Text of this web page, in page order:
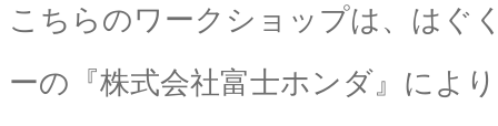
こちらのワークショップは、はぐ
ーの『株式会社富士ホンダ』によ